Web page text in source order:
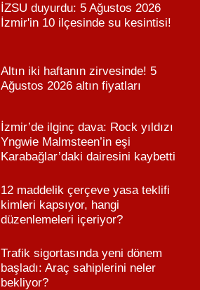
İZSU duyurdu: 5 Ağustos 2026
İzmir'in 10 ilçesinde su kesintisi!
Altın iki haftanın zirvesinde! 5
Ağustos 2026 altın fiyatları
İzmir’de ilginç dava: Rock yıldızı
Yngwie Malmsteen’in eşi
Karabağlar’daki dairesini kaybetti
12 maddelik çerçeve yasa teklifi
kimleri kapsıyor, hangi
düzenlemeleri içeriyor?
Trafik sigortasında yeni dönem
başladı: Araç sahiplerini neler
bekliyor?